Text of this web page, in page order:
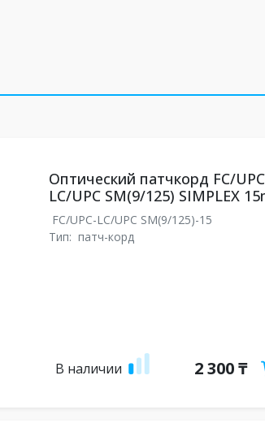
Оптический патчкорд FC/
LC/UPC SM(9/125) SIMPLEX
FC/UPC-LC/UPC SM(9/125)-15
Тип: патч-корд
В наличии 2 300 ₸